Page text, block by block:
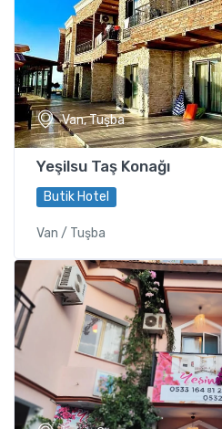
Van, Tuşba
Yeşilsu Taş Konağı
Butik Hotel
Van / Tuşba